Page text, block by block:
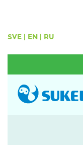
SVE EN RU